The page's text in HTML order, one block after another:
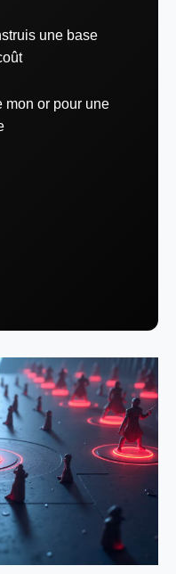
une base
mon or pour une